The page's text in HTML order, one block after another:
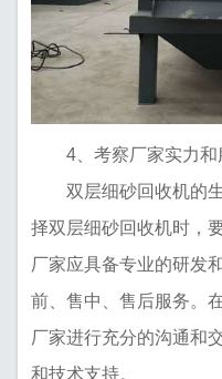
4、考察厂家实力和
双层细砂回收机的生
择双层细砂回收机时，
厂家应具备专业的研发
前、售中、售后服务。
厂家进行充分的沟通和
和技术支持。